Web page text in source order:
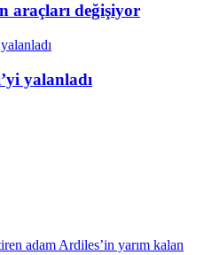
araçları değişiyor
yalanladı